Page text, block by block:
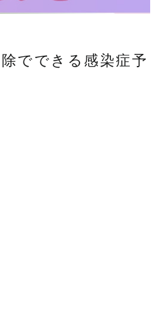
でできる感染症予